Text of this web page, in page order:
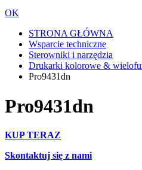
OK
STRONA GŁÓWNA
Wsparcie techniczne
Sterowniki i narzędzia
Drukarki kolorowe &
Pro9431dn
Pro9431dn
KUP TERAZ
Skontaktuj się z nami